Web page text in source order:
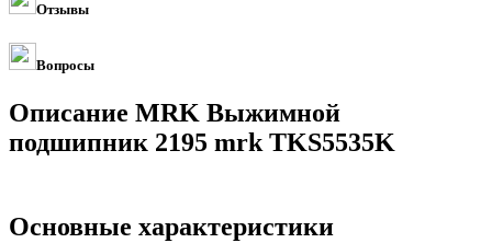
Отзывы
Вопросы
Описание MRK Выжимной
подшипник 2195 mrk TKS5535K
Основные характеристики